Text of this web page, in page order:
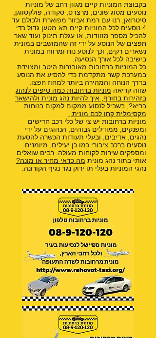
בקבוצת המוניות קיים מגוון רחב של מוניות
נוסעים מסוג שונים, מרצדס, סקודה, פולקסווגן,
סיטרואן, רנו עם רמת אבזור מפוארת ולכולם עד
4 נוסעים לכל המוניות קיים תא מטען גדול כדי
להכיל מספר מזוודות, או עגלת תינוק ועוד שאר
חפצים של הנוסע על ידי זה שהמושבים במונית
נשארים רקים, וכך לנוסע נוח ומרווח במונית
בישיבה לכל אורך הנסיעה.
כל המוניות ברחובות מאובזרות היטב ומצוידת
במערכת קשר מתקדמת כדי להסיע את הנוסע
בדרך הנוחה והמהירה ביותר למחוז חפצו.
שווה קריאה מוניות ברחובות כמה טיפים לנהוג
בזהירות בחורף
איך להיות נהג מונית ולהישאר
בריא? בשביל לנסוע ממקום למקום בנוחות
מקסימלית קחו לכם מונית
מוניות ברחובות יש צי של כלי רכב חדישים
ומפנקים, ממודלים גבוהים, הנהוגים על ידי
נהגים, אדיבים, ובעלי תעודות הכשרה להסעת
נוסעים ברכב ציבורי כמו כן יעילים, מיומנים
ומספקים שירות לקוחות מעולה. רבים שואלים
אותי בתור נהג מונית מה כדאי מחיר או מונה?
נהגי המוניות בעלי תו ירוק נגד נגיף הקורונה.